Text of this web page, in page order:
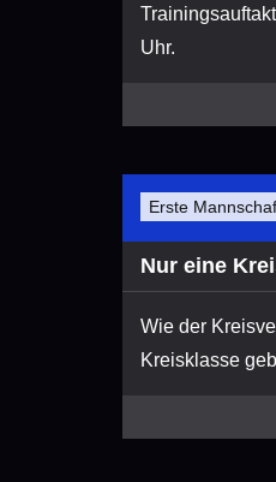
Uhr.
Erste
Nur eine
Wie der
Kreisklasse